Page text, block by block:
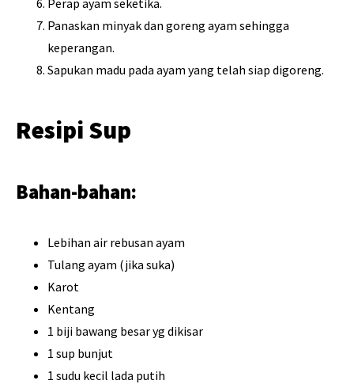
Perap ayam seketika.
Panaskan minyak dan goreng ayam sehingga
keperangan.
Sapukan madu pada ayam yang telah siap digoreng.
Resipi Sup
Bahan-bahan:
Lebihan air rebusan ayam
Tulang ayam (jika suka)
Karot
Kentang
1 biji bawang besar yg dikisar
1 sup bunjut
1 sudu kecil lada putih